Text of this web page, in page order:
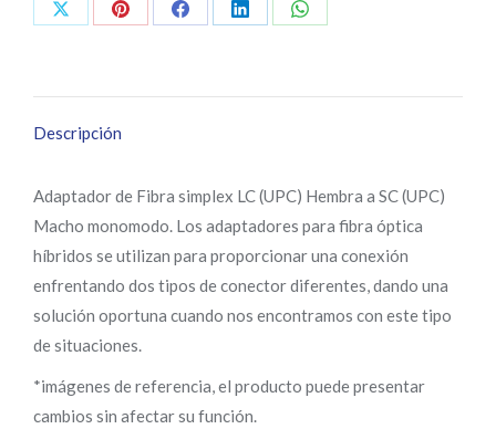
Share
Share
Share
Share
Share
Descripción
Adaptador de Fibra simplex LC (UPC) Hembra a SC (UPC)
Macho monomodo. Los adaptadores para fibra óptica
híbridos se utilizan para proporcionar una conexión
enfrentando dos tipos de conector diferentes, dando una
solución oportuna cuando nos encontramos con este tipo
de situaciones.
*imágenes de referencia, el producto puede presentar
cambios sin afectar su función.